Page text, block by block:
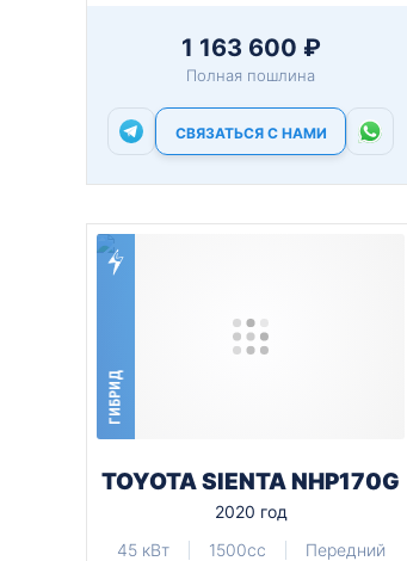
1 163 600 ₽
Полная пошлина
СВЯЗАТЬСЯ С НАМИ
ГИБРИД
TOYOTA SIENTA NHP170G
2020 год
45 кВт
1500cc Передний